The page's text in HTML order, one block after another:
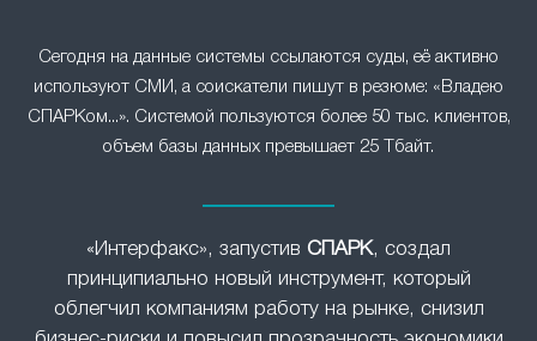
Сегодня на данные системы ссылаются суды, её активно
используют СМИ, а соискатели пишут в резюме: «Владею
СПАРКом...». Системой пользуются более 50 тыс. клиентов,
объем базы данных превышает 25 Тбайт.
«Интерфакс», запустив СПАРК, создал
принципиально новый инструмент, который
облегчил компаниям работу на рынке, снизил